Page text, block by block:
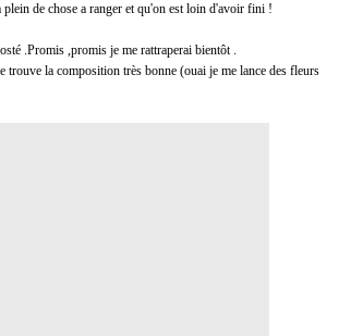
de chose a ranger et qu'on estloin d'avoir fini !
.Promis ,promis je me rattraperai bientôt.
trouve la composition très bonne (ouai je me lance des fleurs